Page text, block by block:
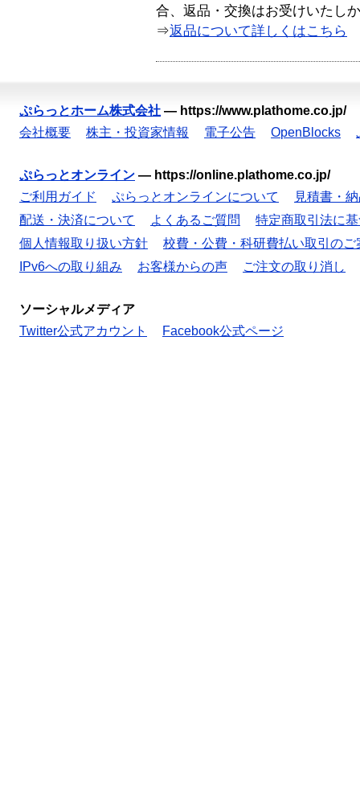
合、返品・交換はお受けいたし
⇒返品について詳しくはこちら
ぷらっとホーム株式会社 — https://www.plathome.co.jp/
会社概要
株主・投資家情報 電子公告 OpenBlocks
ぷらっとオンライン — https://online.plathome.co.jp/
ご利用ガイド
ぷらっとオンラインについて
見積書・
配送・決済について
よくあるご質問
特定商取引法に
個人情報取り扱い方針
校費・公費・科研費払い取引のご
IPv6への取り組み
お客様からの声 ご注文の取り消し
ソーシャルメディア
Twitter公式アカウント
Facebook公式ページ